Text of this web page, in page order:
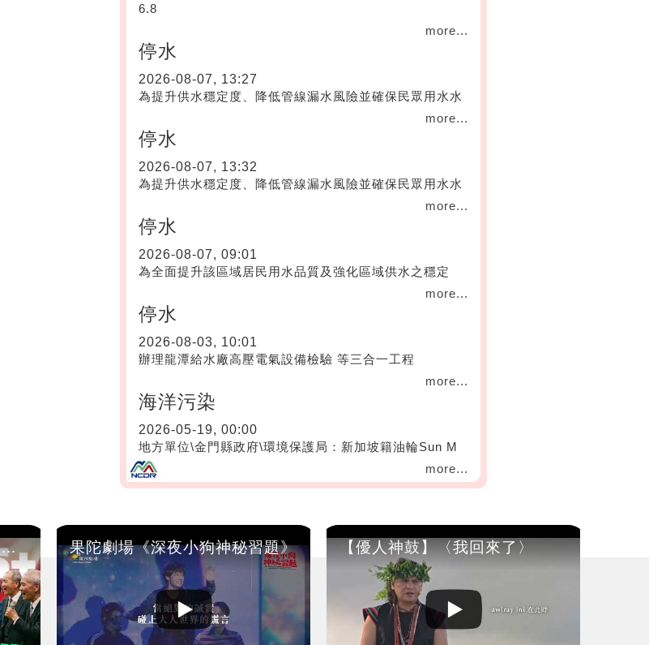
6.8
more...
停水
2026-08-07, 13:27
為提升供水穩定度、降低管線漏水風險並確保民眾用水水
more...
停水
2026-08-07, 13:32
為提升供水穩定度、降低管線漏水風險並確保民眾用水水
more...
停水
2026-08-07, 09:01
為全面提升該區域居民用水品質及強化區域供水之穩定
more...
停水
2026-08-03, 10:01
辦理龍潭給水廠高壓電氣設備檢驗 等三合一工程
more...
海洋污染
2026-05-19, 00:00
地方單位\金門縣政府\環境保護局：新加坡籍油輪Sun M
more...
2026桃園合唱藝術節宣傳報名影片01 果陀劇場《深夜小狗神秘習題》 【優人神鼓】〈我回來了〉